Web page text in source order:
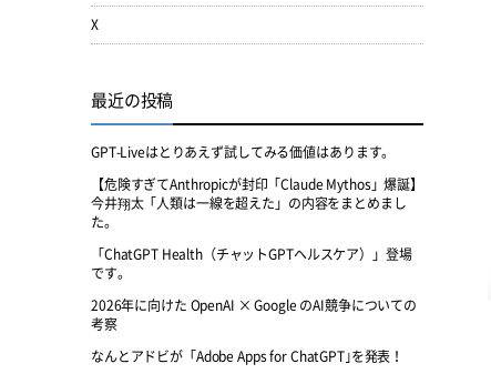
X
最近の投稿
GPT-Liveはとりあえず試してみる価値はあります。
【危険すぎてAnthropicが封印「Claude Mythos」爆誕】
今井翔太「人類は一線を超えた」の内容をまとめまし
た。
「ChatGPT Health（チャットGPTヘルスケア）」登場
です。
2026年に向けた OpenAI × Google のAI競争についての
考察
なんとアドビが「Adobe Apps for ChatGPT｣を発表！